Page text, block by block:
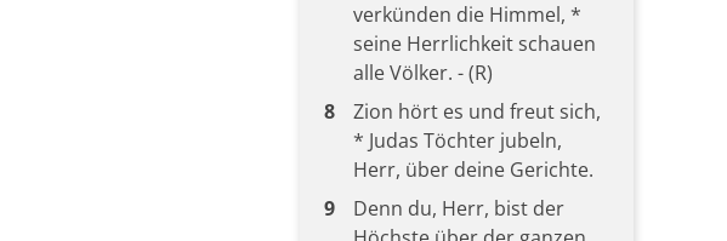
verkünden die Himmel, *
seine Herrlichkeit schauen
alle Völker. - (R)
8
Zion hört es und freut sich,
* Judas Töchter jubeln,
Herr, über deine Gerichte.
9
Denn du, Herr, bist der